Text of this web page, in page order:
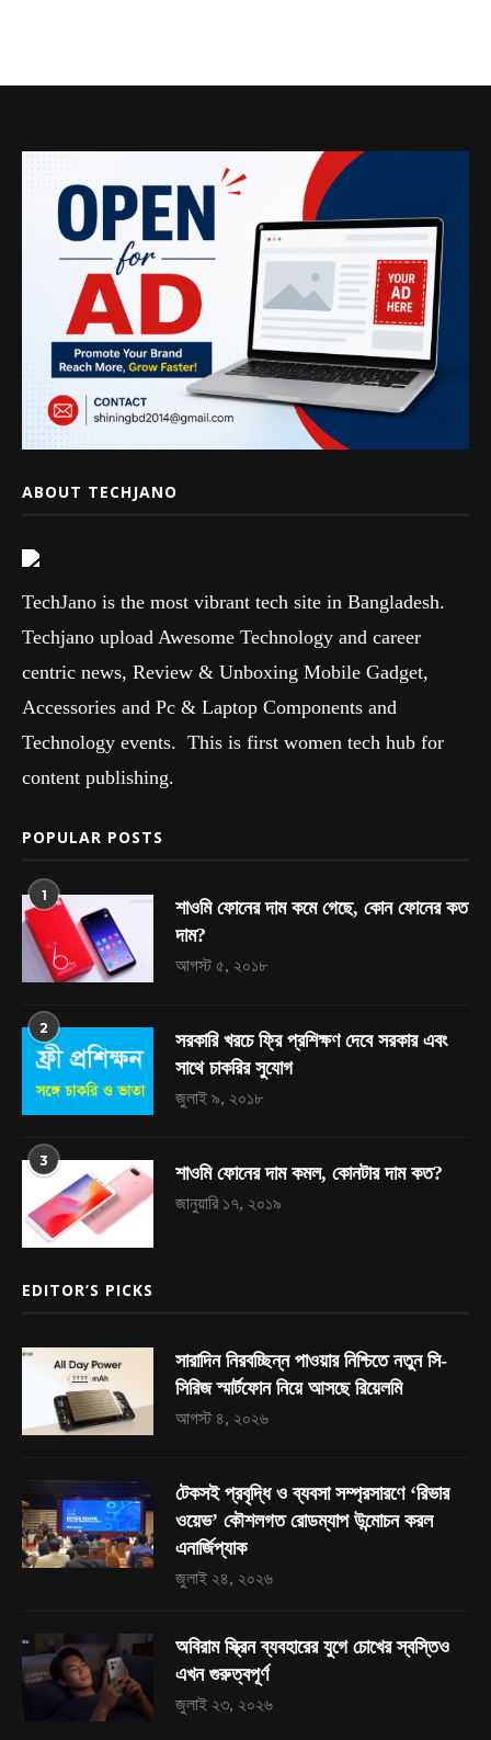
ABOUT TECHJANO
TechJano is the most vibrant tech site in Bangladesh.
Techjano upload Awesome Technology and career
centric news, Review & Unboxing Mobile Gadget,
Accessories and Pc & Laptop Components and
Technology events. This is first women tech hub for
content publishing.
POPULAR POSTS
1
শাওমি ফোনের দাম কমে গেছে, কোন ফোনের কত
দাম?
আগস্ট ৫, ২০১৮
2
সরকারি খরচে ফ্রি প্রশিক্ষণ দেবে সরকার এবং
সাথে চাকরির সুযোগ
জুলাই ৯, ২০১৮
3
শাওমি ফোনের দাম কমল, কোনটার দাম কত?
জানুয়ারি ১৭, ২০১৯
EDITOR’S PICKS
সারাদিন নিরবচ্ছিন্ন পাওয়ার নিশ্চিতে নতুন সি-
সিরিজ স্মার্টফোন নিয়ে আসছে রিয়েলমি
আগস্ট ৪, ২০২৬
টেকসই প্রবৃদ্ধি ও ব্যবসা সম্প্রসারণে ‘রিভার
ওয়েভ’ কৌশলগত রোডম্যাপ উন্মোচন করল
এনার্জিপ্যাক
জুলাই ২৪, ২০২৬
অবিরাম স্ক্রিন ব্যবহারের যুগে চোখের স্বস্তিও
এখন গুরুত্বপূর্ণ
জুলাই ২৩, ২০২৬